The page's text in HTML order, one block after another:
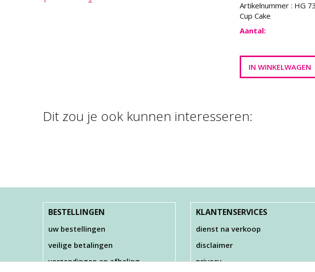
Artikelnummer : HG
Cup Cake
Aantal:
Dit zou je ook kunnen interesseren:
BESTELLINGEN
uw bestellingen
veilige betalingen
verzendingen en afhaling
KLANTENSERVICES
dienst na verkoop
disclaimer
privacy